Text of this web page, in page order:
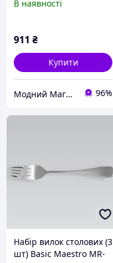
В наявності
911 ₴
Купити
Модний Магазин 96%
Набір вилок столових (3
шт) Basic Maestro MR-